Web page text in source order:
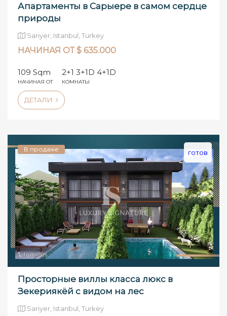
Апартаменты в Сарыере в самом сердце
природы
Sariyer, Istanbul, Turkey
НАЧИНАЯ ОТ $ 635.000
109 Sqm
НАЧИНАЯ ОТ
2+1 3+1D 4+1D
КОМНАТЫ
ДЕТАЛИ
В продаже готов
Просторные виллы класса люкс в
Зекериякёй с видом на лес
Sariyer, Istanbul, Turkey